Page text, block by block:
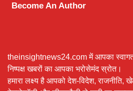
Become An Author
theinsightnews24.com में आपका
निष्पक्ष खबरों का आपका भरोसेमंद स्रोत।
हमारा लक्ष्य है आपको देश-विदेश, राजनीति,